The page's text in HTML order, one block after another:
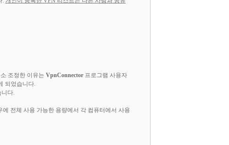
조정한 이유는 VpnConnector 프로그램 사용자
되었습니다.
다.
전체 사용 가능한 용량에서 각 컴퓨터에서 사용